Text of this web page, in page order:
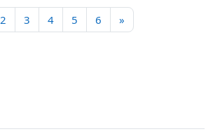
1
2 Strona 2
3 Strona 3
4Strona 4
5 Strona 5
6 Strona 6
»